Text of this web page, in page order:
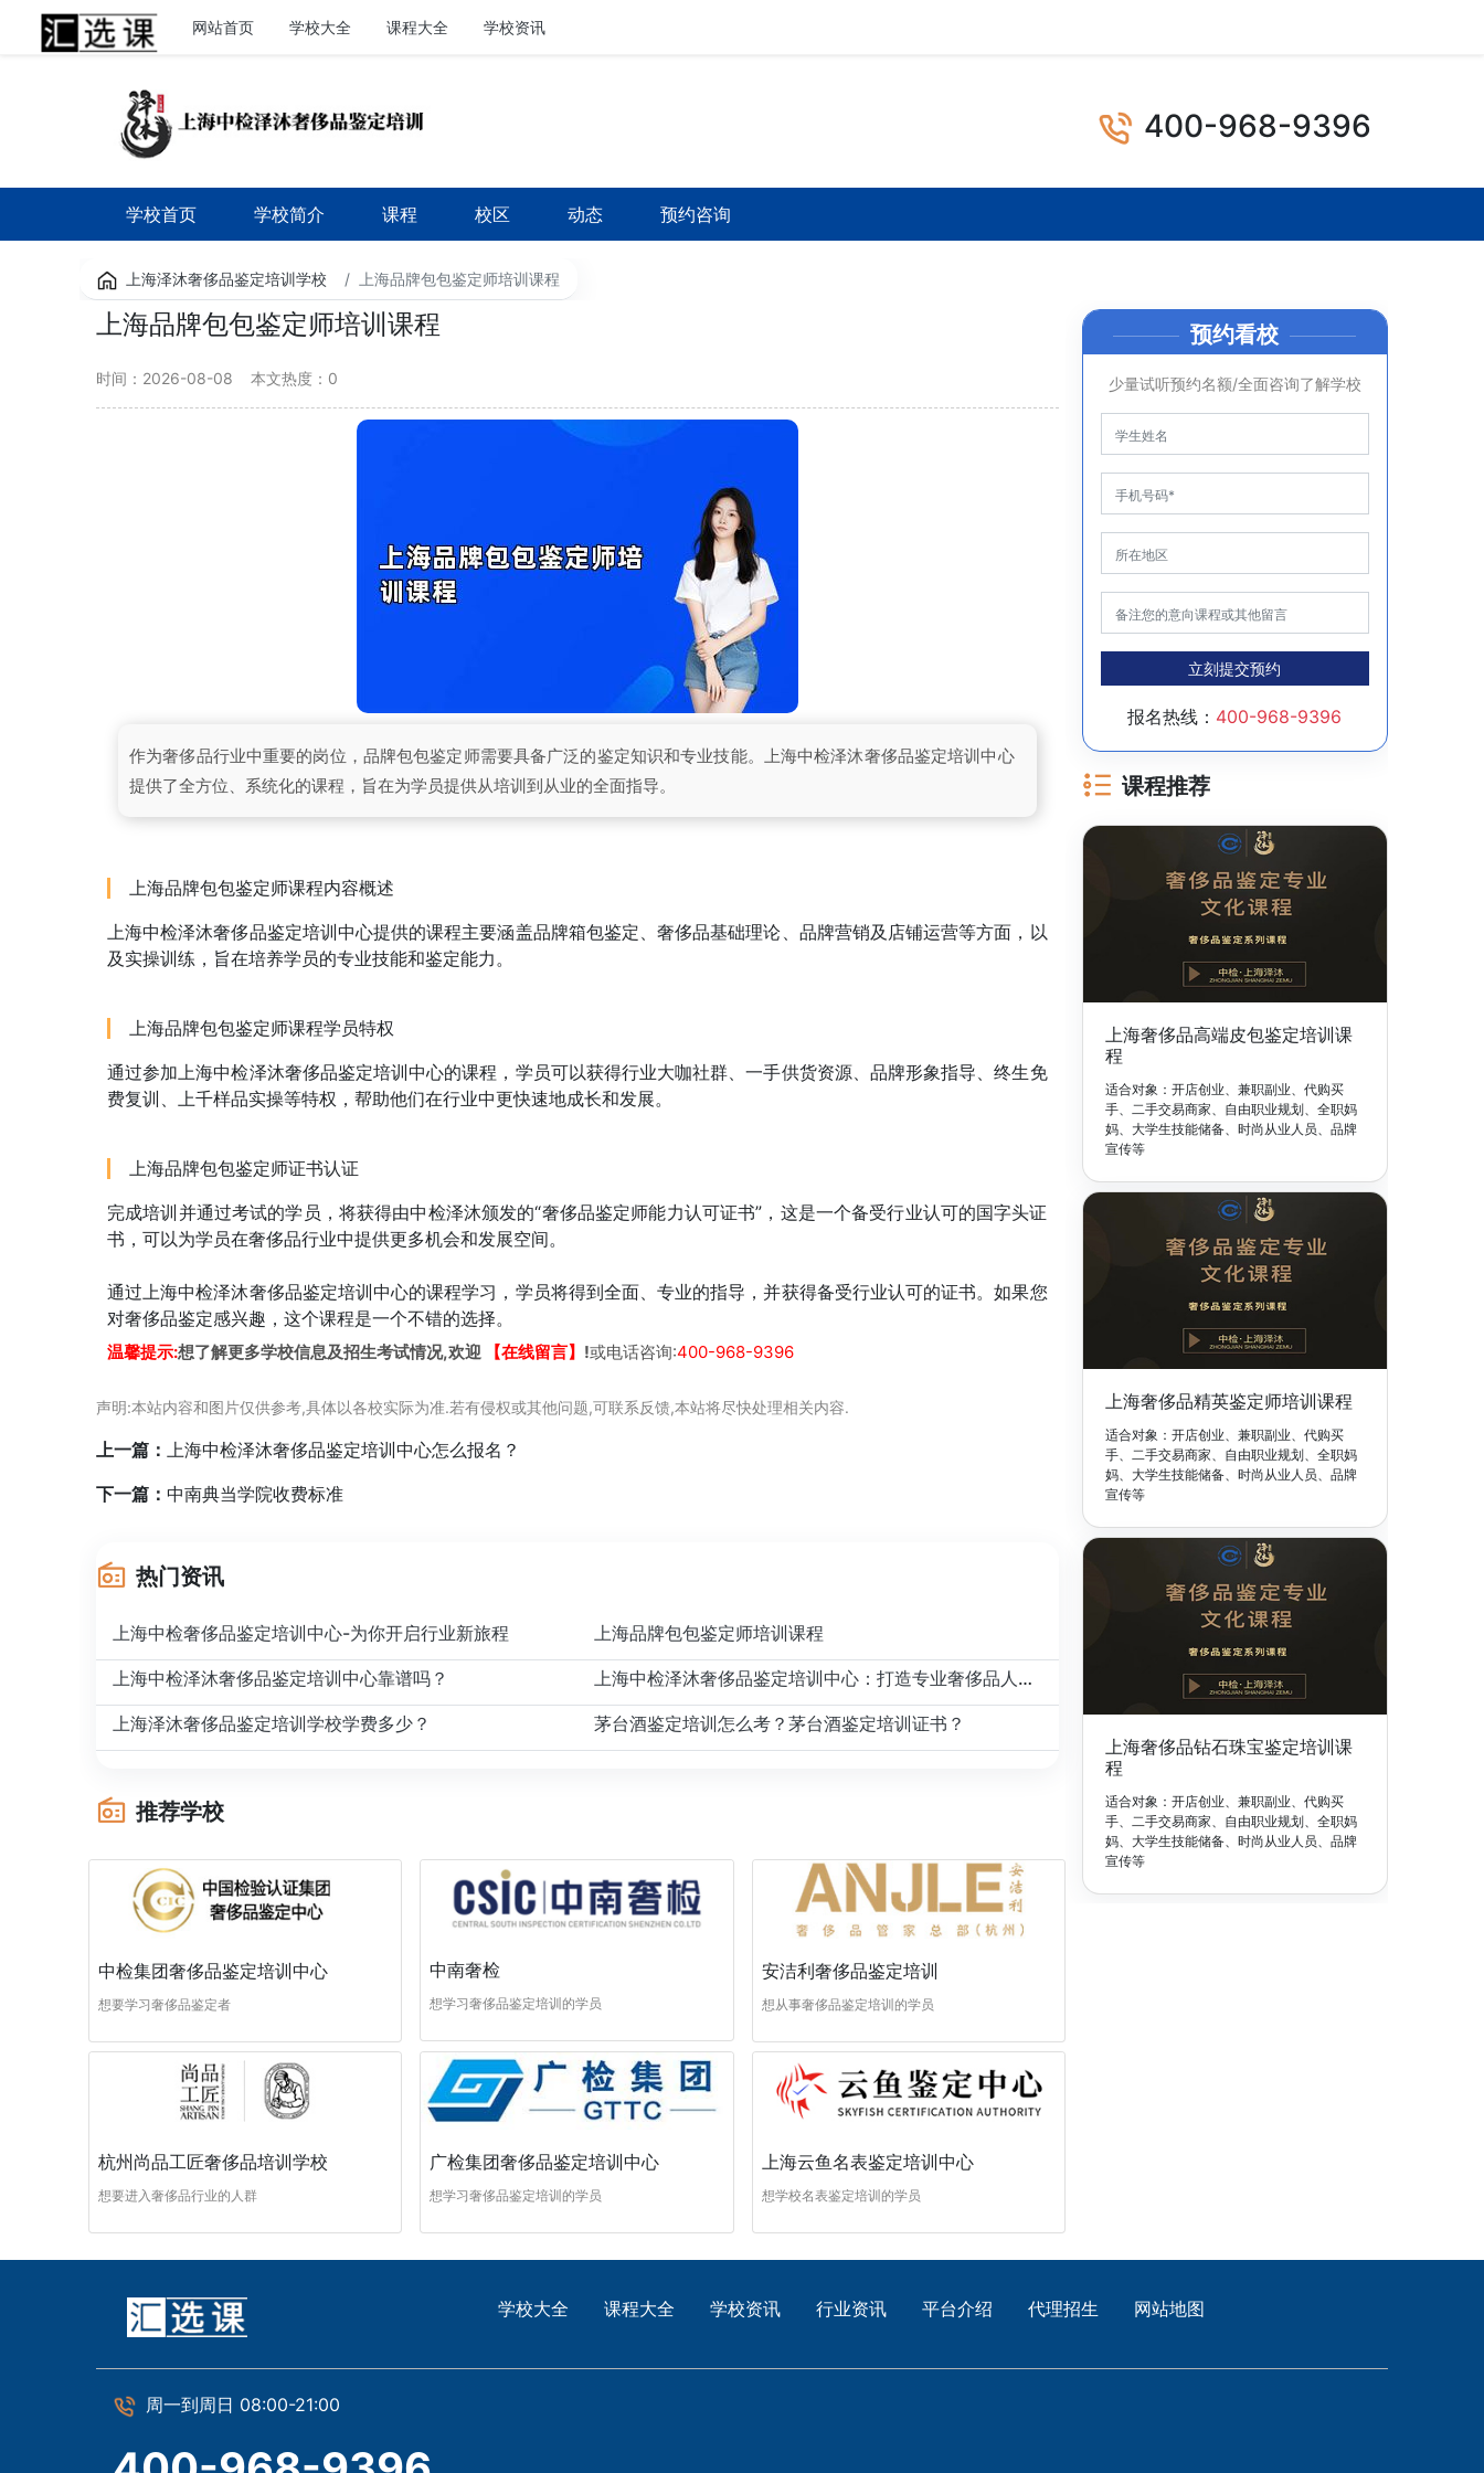
网站首页 学校大全 课程大全 学校资讯
400-968-9396
学校首页 学校简介 课程 校区 动态 预约咨询
上海泽沐奢侈品鉴定培训学校 上海品牌包包鉴定师培训课程
上海品牌包包鉴定师培训课程
时间：2026-08-08 本文热度： 0
作为奢侈品行业中重要的岗位，品牌包包鉴定师需要具备广泛的鉴定知识和专业技能。上海中检泽沐奢侈品鉴定培训中心
提供了全方位、系统化的课程，旨在为学员提供从培训到从业的全面指导。
上海品牌包包鉴定师课程内容概述
上海中检泽沐奢侈品鉴定培训中心提供的课程主要涵盖品牌箱包鉴定、奢侈品基础理论、品牌营销及店铺运营等方面，以
及实操训练，旨在培养学员的专业技能和鉴定能力。
上海品牌包包鉴定师课程学员特权
通过参加上海中检泽沐奢侈品鉴定培训中心的课程，学员可以获得行业大咖社群、一手供货资源、品牌形象指导、终生免
费复训、上千样品实操等特权，帮助他们在行业中更快速地成长和发展。
上海品牌包包鉴定师证书认证
完成培训并通过考试的学员，将获得由中检泽沐颁发的“奢侈品鉴定师能力认可证书”，这是一个备受行业认可的国字头证
书，可以为学员在奢侈品行业中提供更多机会和发展空间。
通过上海中检泽沐奢侈品鉴定培训中心的课程学习，学员将得到全面、专业的指导，并获得备受行业认可的证书。如果您
对奢侈品鉴定感兴趣，这个课程是一个不错的选择。
温馨提示:想了解更多学校信息及招生考试情况,欢迎 【在线留言】 !或电话咨询:400-968-9396
声明:本站内容和图片仅供参考,具体以各校实际为准.若有侵权或其他问题,可联系反馈,本站将尽快处理相关内容.
上一篇： 上海中检泽沐奢侈品鉴定培训中心怎么报名？
下一篇： 中南典当学院收费标准
热门资讯
上海中检奢侈品鉴定培训中心-为你开启行业新旅程 上海品牌包包鉴定师培训课程
上海中检泽沐奢侈品鉴定培训中心靠谱吗？ 上海中检泽沐奢侈品鉴定培训中心：打造专业奢侈品人才的摇篮
上海泽沐奢侈品鉴定培训学校学费多少？ 茅台酒鉴定培训怎么考？茅台酒鉴定培训证书？
推荐学校
中检集团奢侈品鉴定培训中心
想要学习奢侈品鉴定者
中南奢检
想学习奢侈品鉴定培训的学员
安洁利奢侈品鉴定培训
想从事奢侈品鉴定培训的学员
杭州尚品工匠奢侈品培训学校
想要进入奢侈品行业的人群
广检集团奢侈品鉴定培训中心
想学习奢侈品鉴定培训的学员
上海云鱼名表鉴定培训中心
想学校名表鉴定培训的学员
预约看校
少量试听预约名额/全面咨询了解学校
立刻提交预约
报名热线： 400-968-9396
课程推荐
上海奢侈品高端皮包鉴定培训课
程
适合对象：开店创业、兼职副业、代购买
手、二手交易商家、自由职业规划、全职妈
妈、大学生技能储备、时尚从业人员、品牌
宣传等
上海奢侈品精英鉴定师培训课程
适合对象：开店创业、兼职副业、代购买
手、二手交易商家、自由职业规划、全职妈
妈、大学生技能储备、时尚从业人员、品牌
宣传等
上海奢侈品钻石珠宝鉴定培训课
程
适合对象：开店创业、兼职副业、代购买
手、二手交易商家、自由职业规划、全职妈
妈、大学生技能储备、时尚从业人员、品牌
宣传等
学校大全 课程大全 学校资讯 行业资讯 平台介绍 代理招生 网站地图
周一到周日 08:00-21:00